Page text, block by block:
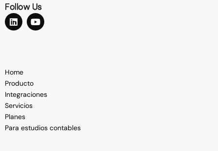
Follow Us
Home
Producto
Integraciones
Servicios
Planes
Para estudios contables